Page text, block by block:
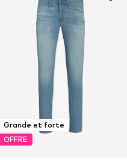
Grande et forte
OFFRE